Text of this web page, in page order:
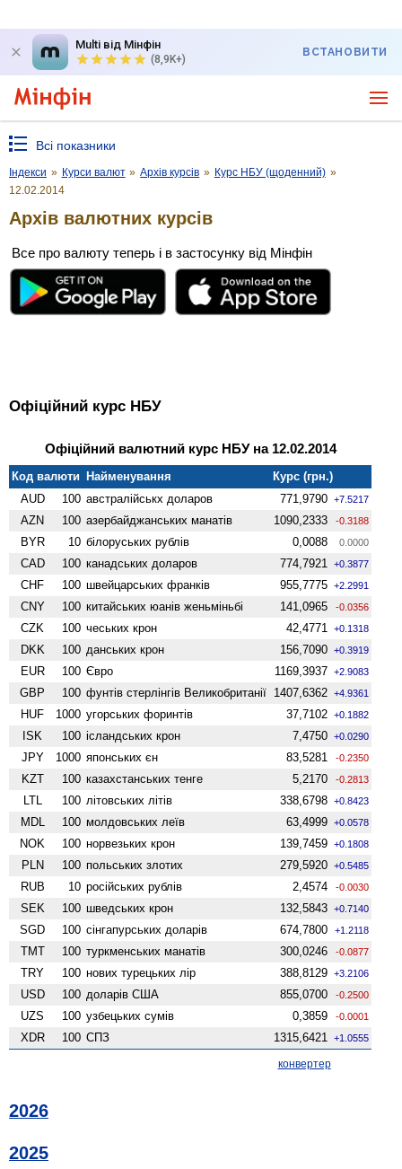
Multi від Мінфін
(8,9K+)
ВСТАНОВИТИ
Всі показники
Індекси » Курси валют » Архів курсів » Курс НБУ (щоденний) »
12.02.2014
Архів валютних курсів
Все про валюту теперь і в застосунку від Мінфін
Офіційний курс НБУ
Офіційний валютний курс НБУ на 12.02.2014
Код валюти Найменування
Курс (грн.)
AUD
100 австралійськх доларов 771,9790 +7.5217
AZN 100 азербайджанських манатів 1090,2333 -0.3188
BYR 10 білоруських рублів 0,0088 0.0000
CAD 100 канадських доларов 774,7921 +0.3877
CHF 100 швейцарських франків 955,7775 +2.2991
CNY 100 китайських юанів женьмiньбi 141,0965 -0.0356
CZK 100 чеських крон 42,4771 +0.1318
DKK 100 данських крон 156,7090 +0.3919
EUR 100 Євро 1169,3937 +2.9083
GBP 100 фунтів стерлінгів Велико­британії 1407,6362 +4.9361
HUF 1000 угорських форинтів 37,7102 +0.1882
ISK 100 ісландських крон 7,4750 +0.0290
JPY 1000 японських єн 83,5281 -0.2350
KZT 100 казахстанських тенге 5,2170 -0.2813
LTL 100 літовських літів 338,6798 +0.8423
MDL 100 молдовських леїв 63,4999 +0.0578
NOK 100 норвезьких крон 139,7459 +0.1808
PLN 100 польських злотих 279,5920 +0.5485
RUB 10 російських рублів 2,4574 -0.0030
SEK 100 шведських крон 132,5843 +0.7140
SGD 100 сінгапурських доларів 674,7800 +1.2118
TMT 100 туркменських манатів 300,0246 -0.0877
TRY 100 нових турецьких лір 388,8129 +3.2106
USD 100 доларів США 855,0700 -0.2500
UZS 100 узбецьких сумів 0,3859 -0.0001
XDR 100 СПЗ 1315,6421 +1.0555
конвертер
2026
2025